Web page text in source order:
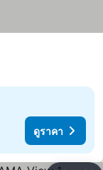
ดูราคา